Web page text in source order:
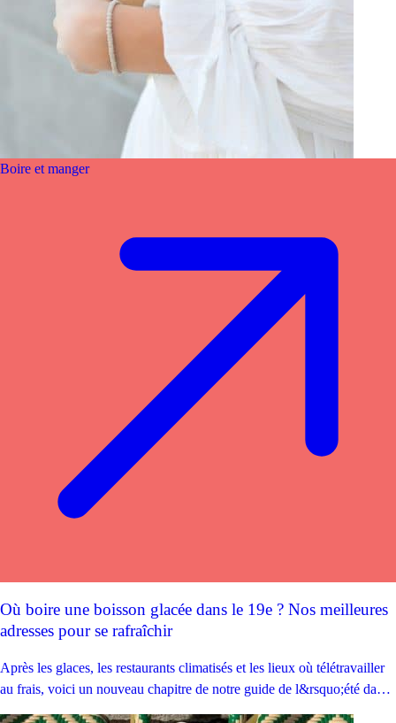
Boire et manger
Où boire une boisson glacée dans le 19e ? Nos meilleures
adresses pour se rafraîchir
Après les glaces, les restaurants climatisés et les lieux où télétravailler
au frais, voici un nouveau chapitre de notre guide de l&rsquo;été dans